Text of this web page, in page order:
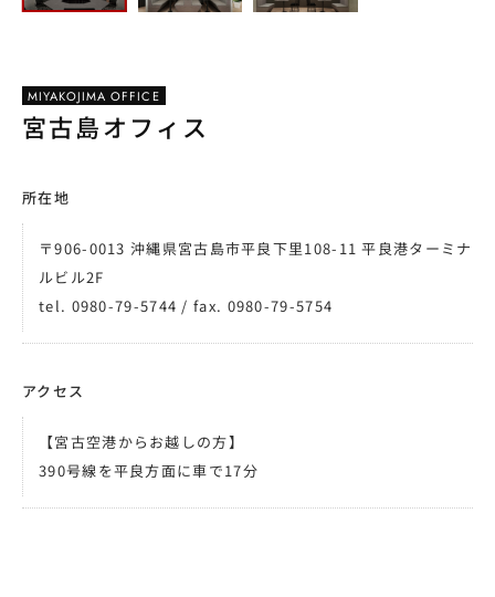
MIYAKOJIMA OFFICE
宮古島オフィス
所在地
〒906-0013 沖縄県宮古島市平良下里108-11 平良港ターミナ
ルビル2F
tel. 0980-79-5744 / fax. 0980-79-5754
アクセス
【宮古空港からお越しの方】
390号線を平良方面に車で17分